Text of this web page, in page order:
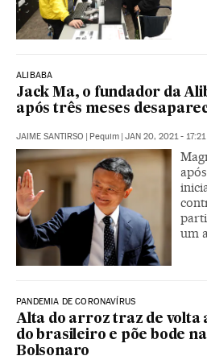
ALIBABA
Jack Ma, o fundador da
após três meses
JAIME SANTIRSO | Pequim | JAN 20, 2021 - 17:21
um
PANDEMIA DE CORONAVÍRUS
Alta do arroz traz de volta
do brasileiro e põe bode
Bolsonaro